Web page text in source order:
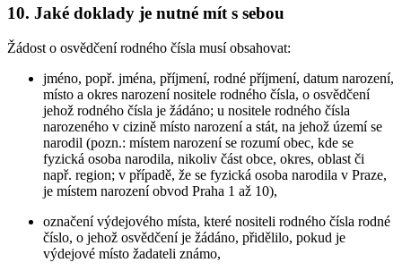
10. Jaké doklady je nutné mít s sebou
Žádost o osvědčení rodného čísla musí obsahovat:
jméno, popř. jména, příjmení, rodné příjmení, datum narození,
místo a okres narození nositele rodného čísla, o osvědčení
jehož rodného čísla je žádáno; u nositele rodného čísla
narozeného v cizině místo narození a stát, na jehož území se
narodil (pozn.: místem narození se rozumí obec, kde se
fyzická osoba narodila, nikoliv část obce, okres, oblast či
např. region; v případě, že se fyzická osoba narodila v Praze,
je místem narození obvod Praha 1 až 10),
označení výdejového místa, které nositeli rodného čísla rodné
číslo, o jehož osvědčení je žádáno, přidělilo, pokud je
výdejové místo žadateli známo,